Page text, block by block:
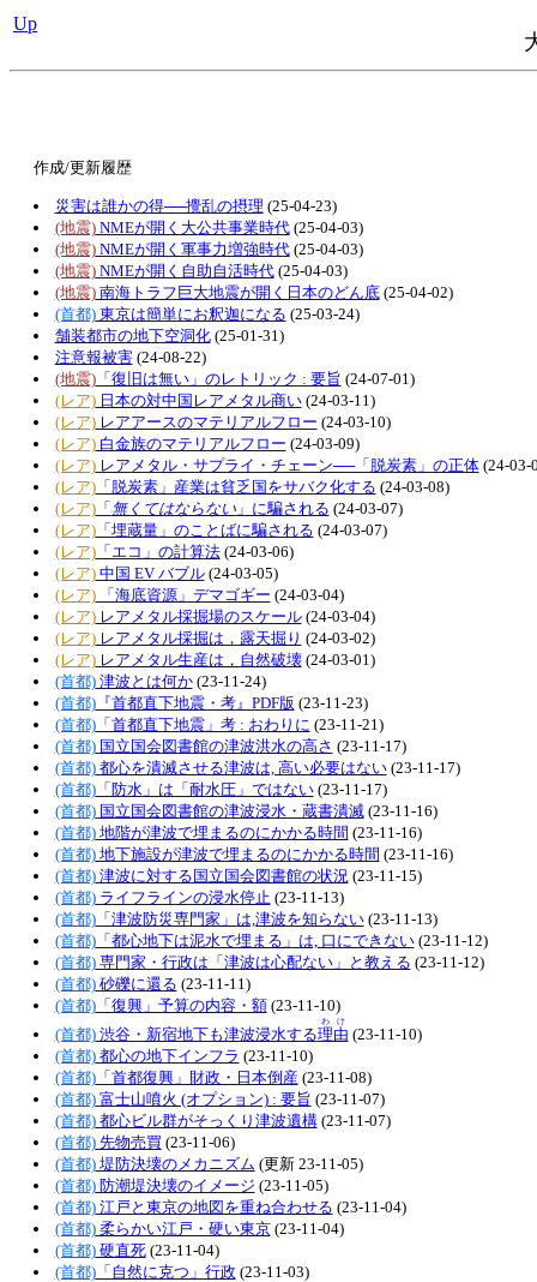
Up
作成/更新履歴
災害は誰かの得──攪乱の摂理 (25-04-23)
(地震)NMEが開く大公共事業時代(25-04-03)
(地震)NMEが開く軍事力増強時代(25-04-03)
(地震)NMEが開く自助自活時代(25-04-03)
(地震)南海トラフ巨大地震が開く日本のどん底(25-04-02)
(首都)東京は簡単にお釈迦になる (25-03-24)
舗装都市の地下空洞化(25-01-31)
注意報被害(24-08-22)
(地震)「復旧は無い」のレトリック : 要旨 (24-07-01)
(レア)日本の対中国レアメタル商い(24-03-11)
(レア)レアアースのマテリアルフロー (24-03-10)
(レア)白金族のマテリアルフロー (24-03-09)
(レア)レアメタル・サプライ・チェーン──「脱炭素」の正体(24-03-
(レア)「脱炭素」産業は貧乏国をサバク化する (24-03-08)
(レア)「 無くてはならない」に騙される (24-03-07)
(レア)「埋蔵量」のことばに騙される (24-03-07)
(レア)「エコ」の計算法(24-03-06)
(レア)中国 EV バブル(24-03-05)
(レア)「海底資源」デマゴギー (24-03-04)
(レア)レアメタル採掘場のスケール(24-03-04)
(レア)レアメタル採掘は，露天掘り (24-03-02)
(レア)レアメタル生産は，自然破壊(24-03-01)
(首都)津波とは何か(23-11-24)
(首都)『首都直下地震・考』PDF版 (23-11-23)
(首都)「首都直下地震」考 : おわりに (23-11-21)
(首都)国立国会図書館の津波洪水の高さ (23-11-17)
(首都)都心を潰滅させる津波は, 高い必要はない(23-11-17)
(首都)「防水」は「耐水圧」ではない(23-11-17)
(首都)国立国会図書館の津波浸水・蔵書潰滅(23-11-16)
(首都)地階が津波で埋まるのにかかる時間 (23-11-16)
(首都)地下施設が津波で埋まるのにかかる時間 (23-11-16)
(首都)津波に対する国立国会図書館の状況(23-11-15)
(首都)ライフラインの浸水停止 (23-11-13)
(首都)「津波防災専門家」は,津波を知らない(23-11-13)
(首都)「都心地下は泥水で埋まる」は, 口にできない(23-11-12)
(首都)専門家・行政は「津波は心配ない」と教える (23-11-12)
(首都)砂礫に還る (23-11-11)
(首都)「復興」予算の内容・額(23-11-10)
(首都)渋谷・新宿地下も津波浸水する理由
わけ
(23-11-10)
(首都)都心の地下インフラ (23-11-10)
(首都)「首都復興」財政・日本倒産(23-11-08)
(首都)富士山噴火 (オプション) : 要旨 (23-11-07)
(首都)都心ビル群がそっくり津波遺構(23-11-07)
(首都)先物売買 (23-11-06)
(首都)堤防決壊のメカニズム (更新 23-11-05)
(首都)防潮堤決壊のイメージ (23-11-05)
(首都)江戸と東京の地図を重ね合わせる (23-11-04)
(首都)柔らかい江戸・硬い東京(23-11-04)
(首都)硬直死(23-11-04)
(首都)「自然に克つ」行政 (23-11-03)